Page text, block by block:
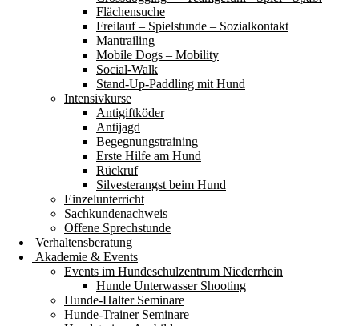
Flächensuche
Freilauf – Spielstunde – Sozialkontakt
Mantrailing
Mobile Dogs – Mobility
Social-Walk
Stand-Up-Paddling mit Hund
Intensivkurse
Antigiftköder
Antijagd
Begegnungstraining
Erste Hilfe am Hund
Rückruf
Silvesterangst beim Hund
Einzelunterricht
Sachkundenachweis
Offene Sprechstunde
Verhaltensberatung
Akademie & Events
Events im Hundeschulzentrum Niederrhein
Hunde Unterwasser Shooting
Hunde-Halter Seminare
Hunde-Trainer Seminare